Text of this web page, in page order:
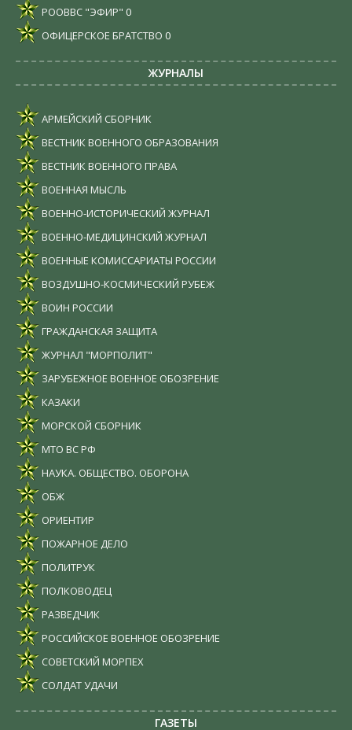
РООВВС "ЭФИР" 0
ОФИЦЕРСКОЕ БРАТСТВО 0
ЖУРНАЛЫ
АРМЕЙСКИЙ СБОРНИК
ВЕСТНИК ВОЕННОГО ОБРАЗОВАНИЯ
ВЕСТНИК ВОЕННОГО ПРАВА
ВОЕННАЯ МЫСЛЬ
ВОЕННО-ИСТОРИЧЕСКИЙ ЖУРНАЛ
ВОЕННО-МЕДИЦИНСКИЙ ЖУРНАЛ
ВОЕННЫЕ КОМИССАРИАТЫ РОССИИ
ВОЗДУШНО-КОСМИЧЕСКИЙ РУБЕЖ
ВОИН РОССИИ
ГРАЖДАНСКАЯ ЗАЩИТА
ЖУРНАЛ "МОРПОЛИТ"
ЗАРУБЕЖНОЕ ВОЕННОЕ ОБОЗРЕНИЕ
КАЗАКИ
МОРСКОЙ СБОРНИК
МТО ВС РФ
НАУКА. ОБЩЕСТВО. ОБОРОНА
ОБЖ
ОРИЕНТИР
ПОЖАРНОЕ ДЕЛО
ПОЛИТРУК
ПОЛКОВОДЕЦ
РАЗВЕДЧИК
РОССИЙСКОЕ ВОЕННОЕ ОБОЗРЕНИЕ
СОВЕТСКИЙ МОРПЕХ
СОЛДАТ УДАЧИ
ГАЗЕТЫ